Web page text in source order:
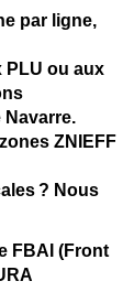
par ligne,
PLU ou aux
Navarre.
ZNIEFF
? Nous
FBAI (Front